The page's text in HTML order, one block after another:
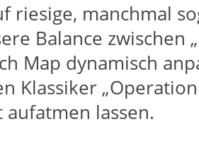
riesige, manchmal
Balance zwischen
Map dynamisch
Klassiker „Operation
lassen.